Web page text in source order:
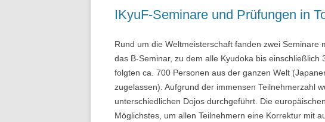
IKyuF-Seminare und Prüfungen in
Rund um die Weltmeisterschaft fanden zwei Seminare
das B-Seminar, zu dem alle Kyudoka bis einschließlich
folgten ca. 700 Personen aus der ganzen Welt
zugelassen). Aufgrund der immensen Teilnehmerzahl
unterschiedlichen Dojos durchgeführt. Die
Möglichstes, um allen Teilnehmern eine Korrektur mit